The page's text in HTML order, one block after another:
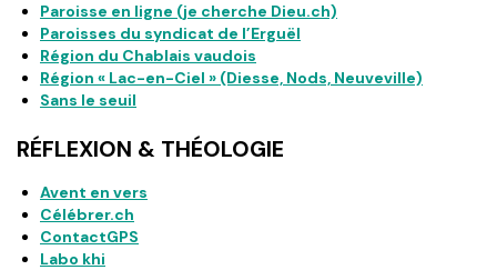
Paroisse en ligne (je cherche Dieu.ch)
Paroisses du syndicat de l’Erguël
Région du Chablais vaudois
Région « Lac-en-Ciel » (Diesse, Nods, Neuveville)
Sans le seuil
RÉFLEXION & THÉOLOGIE
Avent en vers
Célébrer.ch
ContactGPS
Labo khi